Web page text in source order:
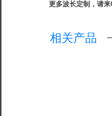
更多波长定制，请来
相关产品